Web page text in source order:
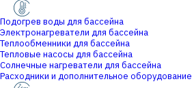
Подогрев воды для бассейна
Электронагреватели для бассейна
Теплообменники для бассейна
Тепловые насосы для бассейна
Солнечные нагреватели для бассейна
Расходники и дополнительное оборудование